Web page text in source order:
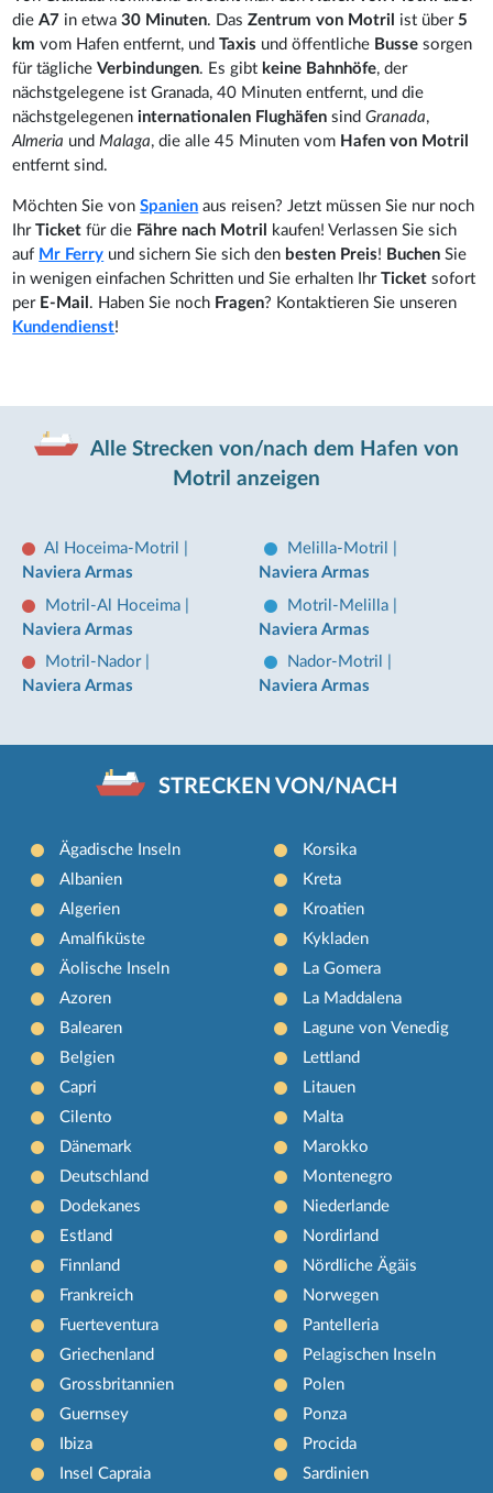
dieA7 in etwa30 Minuten. DasZentrum von Motril ist über5
km vom Hafen entfernt, undTaxis und öffentliche Bussesorgen
für täglicheVerbindungen. Es gibt keine Bahnhöfe, der
nächstgelegene ist Granada, 40 Minuten entfernt, und die
nächstgelegeneninternationalen Flughäfen sindGranada,
Almeria undMalaga, die alle 45 Minuten vom Hafen von Motril
entfernt sind.
Möchten Sie vonSpanien aus reisen? Jetzt müssen Sie nur noch
IhrTicketfür die Fähre nach Motril
kaufen! Verlassen Sie sich
auf Mr Ferry und sichern Sie sich den besten Preis! BuchenSie
in wenigen einfachen Schritten und Sie erhalten IhrTicketsofort
per E-Mail . Haben Sie noch Fragen? Kontaktieren Sie unseren
Kundendienst!
Alle Strecken von/nach dem Hafen von
Motril anzeigen
Al Hoceima-Motril
Naviera Armas
Melilla-Motril
Naviera Armas
Motril-Al Hoceima
Naviera Armas
Motril-Melilla
Naviera Armas
Motril-Nador
Naviera Armas
Nador-Motril
Naviera Armas
STRECKEN VON/NACH
Ägadische Inseln
Albanien
Algerien
Amalfiküste
Äolische Inseln
Azoren
Balearen
Belgien
Capri
Cilento
Dänemark
Deutschland
Dodekanes
Estland
Finnland
Frankreich
Fuerteventura
Griechenland
Grossbritannien
Guernsey
Ibiza
Insel Capraia
Korsika
Kreta
Kroatien
Kykladen
La Gomera
La Maddalena
Lagune von Venedig
Lettland
Litauen
Malta
Marokko
Montenegro
Niederlande
Nordirland
Nördliche Ägäis
Norwegen
Pantelleria
Pelagischen Inseln
Polen
Ponza
Procida
Sardinien